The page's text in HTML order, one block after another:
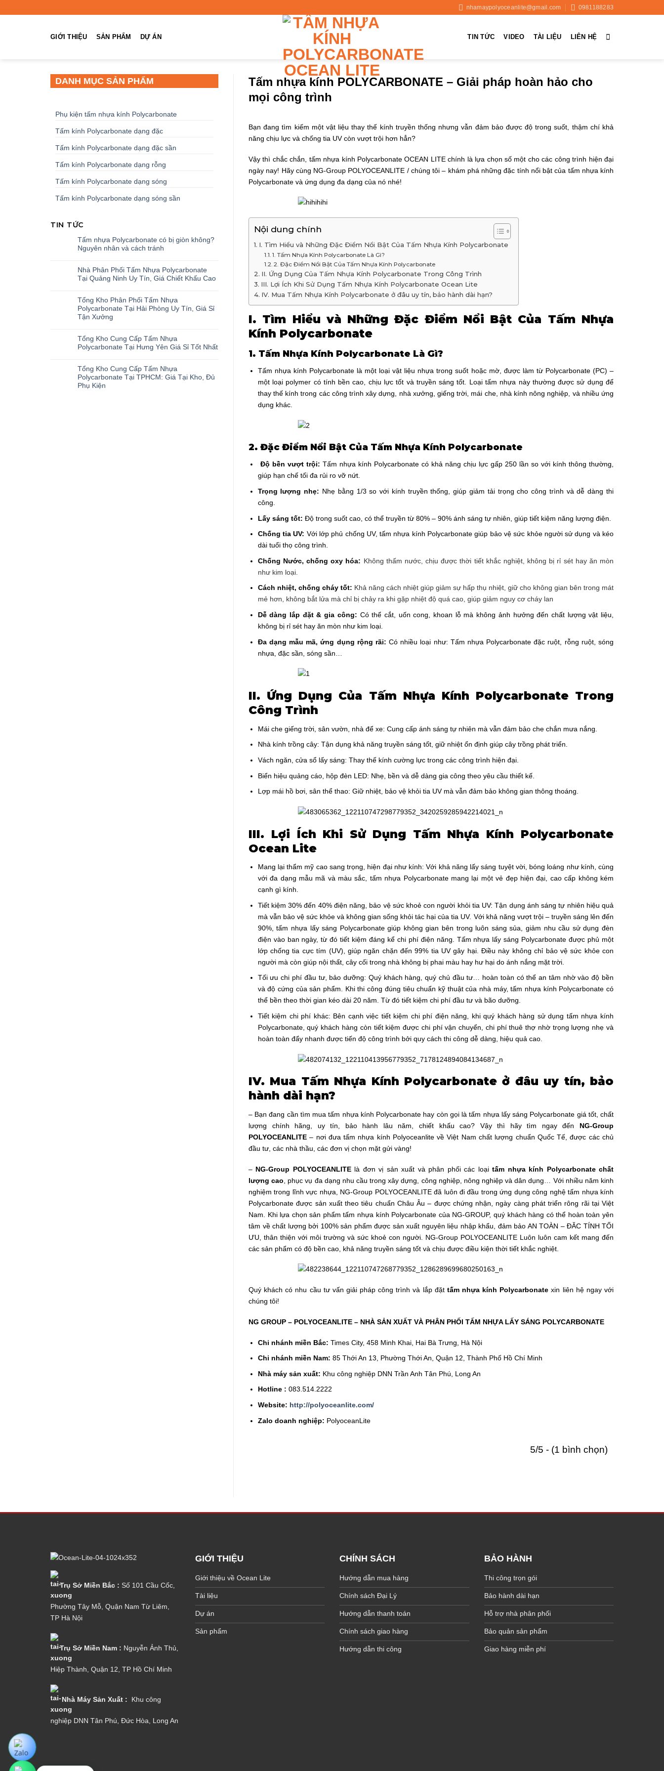
đến
nhamaypolyoceanlite@gmail.com 0981188283
GIỚI THIỆU SẢN PHẨM DỰ ÁN TIN TỨC VIDEO TÀI LIỆU LIÊN HỆ
DANH MỤC SẢN PHẨM
Phụ kiện tấm nhựa kính Polycarbonate
Tấm kính Polycarbonate dạng đặc
Tấm kính Polycarbonate dạng đặc sần
Tấm kính Polycarbonate dạng rỗng
Tấm kính Polycarbonate dạng sóng
Tấm kính Polycarbonate dạng sóng sần
TIN TỨC
Tấm nhựa Polycarbonate có bị giòn không?
Nguyên nhân và cách tránh
Nhà Phân Phối Tấm Nhựa Polycarbonate
Tại Quảng Ninh Uy Tín, Giá Chiết Khấu Cao
Tổng Kho Phân Phối Tấm Nhựa
Polycarbonate Tại Hải Phòng Uy Tín, Giá Sỉ
Tận Xưởng
Tổng Kho Cung Cấp Tấm Nhựa
Polycarbonate Tại Hưng Yên Giá Sỉ Tốt Nhất
Tổng Kho Cung Cấp Tấm Nhựa
Polycarbonate Tại TPHCM: Giá Tại Kho, Đủ
Phụ Kiện
Tấm nhựa kính POLYCARBONATE – Giải pháp hoàn hảo cho
mọi công trình
Bạn đang tìm kiếm một vật liệu thay thế kính truyền thống nhưng vẫn đảm bảo được độ trong suốt, thậm chí khả
năng chịu lực và chống tia UV còn vượt trội hơn hẳn?
Vậy thì chắc chắn, tấm nhựa kính Polycarbonate OCEAN LITE chính là lựa chọn số một cho các công trình hiện đại
ngày nay! Hãy cùng NG-Group POLYOCEANLITE / chúng tôi – khám phá những đặc tính nổi bật của tấm nhựa kính
Polycarbonate và ứng dụng đa dạng của nó nhé!
Nội dung chính
I. Tìm Hiểu và Những Đặc Điểm Nổi Bật Của Tấm Nhựa Kính Polycarbonate
1. Tấm Nhựa Kính Polycarbonate Là Gì?
2. Đặc Điểm Nổi Bật Của Tấm Nhựa Kính Polycarbonate
II. Ứng Dụng Của Tấm Nhựa Kính Polycarbonate Trong Công Trình
III. Lợi Ích Khi Sử Dụng Tấm Nhựa Kính Polycarbonate Ocean Lite
IV. Mua Tấm Nhựa Kính Polycarbonate ở đâu uy tín, bảo hành dài hạn?
I. Tìm Hiểu và Những Đặc Điểm Nổi Bật Của Tấm Nhựa
Kính Polycarbonate
1. Tấm Nhựa Kính Polycarbonate Là Gì?
Tấm nhựa kính Polycarbonate là một loại vật liệu nhựa trong suốt hoặc mờ, được làm từ Polycarbonate (PC) –
một loại polymer có tính bền cao, chịu lực tốt và truyền sáng tốt. Loại tấm nhựa này thường được sử dụng để
thay thế kính trong các công trình xây dựng, nhà xưởng, giếng trời, mái che, nhà kính nông nghiệp, và nhiều ứng
dụng khác.
2. Đặc Điểm Nổi Bật Của Tấm Nhựa Kính Polycarbonate
Độ bền vượt trội: Tấm nhựa kính Polycarbonate có khả năng chịu lực gấp 250 lần so với kính thông thường,
giúp hạn chế tối đa rủi ro vỡ nứt.
Trọng lượng nhẹ: Nhẹ bằng 1/3 so với kính truyền thống, giúp giảm tải trọng cho công trình và dễ dàng thi
công.
Lấy sáng tốt: Độ trong suốt cao, có thể truyền từ 80% – 90% ánh sáng tự nhiên, giúp tiết kiệm năng lượng điện.
Chống tia UV: Với lớp phủ chống UV, tấm nhựa kính Polycarbonate giúp bảo vệ sức khỏe người sử dụng và kéo
dài tuổi thọ công trình.
Chống Nước, chống oxy hóa: Không thấm nước, chịu được thời tiết khắc nghiệt, không bị rỉ sét hay ăn mòn
như kim loại.
Cách nhiệt, chống cháy tốt: Khả năng cách nhiệt giúp giảm sự hấp thụ nhiệt, giữ cho không gian bên trong mát
mẻ hơn, không bắt lửa mà chỉ bị chảy ra khi gặp nhiệt độ quá cao, giúp giảm nguy cơ cháy lan
Dễ dàng lắp đặt & gia công: Có thể cắt, uốn cong, khoan lỗ mà không ảnh hưởng đến chất lượng vật liệu,
không bị rỉ sét hay ăn mòn như kim loại.
Đa dạng mẫu mã, ứng dụng rộng rãi: Có nhiều loại như: Tấm nhựa Polycarbonate đặc ruột, rỗng ruột, sóng
nhựa, đặc sần, sóng sần…
II. Ứng Dụng Của Tấm Nhựa Kính Polycarbonate Trong
Công Trình
Mái che giếng trời, sân vườn, nhà để xe: Cung cấp ánh sáng tự nhiên mà vẫn đảm bảo che chắn mưa nắng.
Nhà kính trồng cây: Tận dụng khả năng truyền sáng tốt, giữ nhiệt ổn định giúp cây trồng phát triển.
Vách ngăn, cửa sổ lấy sáng: Thay thế kính cường lực trong các công trình hiện đại.
Biển hiệu quảng cáo, hộp đèn LED: Nhẹ, bền và dễ dàng gia công theo yêu cầu thiết kế.
Lợp mái hồ bơi, sân thể thao: Giữ nhiệt, bảo vệ khỏi tia UV mà vẫn đảm bảo không gian thông thoáng.
III. Lợi Ích Khi Sử Dụng Tấm Nhựa Kính Polycarbonate
Ocean Lite
Mang lại thẩm mỹ cao sang trọng, hiện đại như kính: Với khả năng lấy sáng tuyệt vời, bóng loáng như kính, cùng
với đa dạng mẫu mã và màu sắc, tấm nhựa Polycarbonate mang lại một vẻ đẹp hiện đại, cao cấp không kém
cạnh gì kính.
Tiết kiệm 30% đến 40% điện năng, bảo vệ sức khoẻ con người khỏi tia UV: Tận dụng ánh sáng tự nhiên hiệu quả
mà vẫn bảo vệ sức khỏe và không gian sống khỏi tác hại của tia UV. Với khả năng vượt trội – truyền sáng lên đến
90%, tấm nhựa lấy sáng Polycarbonate giúp không gian bên trong luôn sáng sủa, giảm nhu cầu sử dụng đèn
điện vào ban ngày, từ đó tiết kiệm đáng kể chi phí điện năng. Tấm nhựa lấy sáng Polycarbonate được phủ một
lớp chống tia cực tím (UV), giúp ngăn chặn đến 99% tia UV gây hại. Điều này không chỉ bảo vệ sức khỏe con
người mà còn giúp nội thất, cây cối trong nhà không bị phai màu hay hư hại do ánh nắng mặt trời.
Tối ưu chi phí đầu tư, bảo dưỡng: Quý khách hàng, quý chủ đầu tư… hoàn toàn có thể an tâm nhờ vào độ bền
và độ cứng của sản phẩm. Khi thi công đúng tiêu chuẩn kỹ thuật của nhà máy, tấm nhựa kính Polycarbonate có
thể bền theo thời gian kéo dài 20 năm. Từ đó tiết kiệm chi phí đầu tư và bão dưỡng.
Tiết kiệm chi phí khác: Bên cạnh việc tiết kiệm chi phí điện năng, khi quý khách hàng sử dụng tấm nhựa kính
Polycarbonate, quý khách hàng còn tiết kiệm được chi phí vận chuyển, chi phí thuê thợ nhờ trọng lượng nhẹ và
hoàn toàn đẩy nhanh được tiến độ công trình bởi quy cách thi công dễ dàng, hiệu quả cao.
IV. Mua Tấm Nhựa Kính Polycarbonate ở đâu uy tín, bảo
hành dài hạn?
– Bạn đang cần tìm mua tấm nhựa kính Polycarbonate hay còn gọi là tấm nhựa lấy sáng Polycarbonate giá tốt, chất
lượng chính hãng, uy tín, bảo hành lâu năm, chiết khấu cao? Vậy thì hãy tìm ngay đến NG-Group
POLYOCEANLITE – nơi đưa tấm nhựa kính Polyoceanlite về Việt Nam chất lượng chuẩn Quốc Tế, được các chủ
đầu tư, các nhà thầu, các đơn vị chọn mặt gửi vàng!
– NG-Group POLYOCEANLITElà đơn vị sản xuất và phân phối các loạitấm nhựa kính Polycarbonate chất
lượng cao , phục vụ đa dạng nhu cầu trong xây dựng, công nghiệp, nông nghiệp và dân dụng… Với nhiều năm kinh
nghiệm trong lĩnh vực nhựa, NG-Group POLYOCEANLITE đã luôn đi đầu trong ứng dụng công nghệ tấm nhựa kính
Polycarbonate được sản xuất theo tiêu chuẩn Châu Âu – được chứng nhận, ngày càng phát triển rông rãi tại Việt
Nam. Khi lựa chọn sản phẩm tấm nhựa kính Polycarbonate của NG-GROUP, quý khách hàng có thể hoàn toàn yên
tâm về chất lượng bởi 100% sản phẩm được sản xuất nguyên liệu nhập khẩu, đảm bảo AN TOÀN – ĐĂC TÍNH TỐI
ƯU, thân thiện với môi trường và sức khoẻ con người. NG-Group POLYOCEANLITE Luôn luôn cam kết mang đến
các sản phẩm có độ bền cao, khả năng truyền sáng tốt và chịu được điều kiện thời tiết khắc nghiệt.
Quý khách có nhu cầu tư vấn giải pháp công trình và lắp đặt tấm nhựa kính Polycarbonatexin liên hệ ngay với
chúng tôi!
NG GROUP – POLYOCEANLITE – NHÀ SẢN XUẤT VÀ PHÂN PHỐI TẤM NHỰA LẤY SÁNG POLYCARBONATE
Chi nhánh miền Bắc: Times City, 458 Minh Khai, Hai Bà Trưng, Hà Nội
Chi nhánh miền Nam: 85 Thới An 13, Phường Thới An, Quận 12, Thành Phố Hồ Chí Minh
Nhà máy sản xuất: Khu công nghiệp DNN Trần Anh Tân Phú, Long An
Hotline : 083.514.2222
Website: http://polyoceanlite.com/
Zalo doanh nghiệp: PolyoceanLite
5/5 - (1 bình chọn)
Trụ Sở Miền Bắc : Số 101 Cầu Cốc,
Phường Tây Mỗ, Quận Nam Từ Liêm,
TP Hà Nội
Trụ Sở Miền Nam : Nguyễn Ảnh Thủ,
Hiệp Thành, Quận 12, TP Hồ Chí Minh
Nhà Máy Sản Xuất : Khu công
nghiệp DNN Tân Phú, Đức Hòa, Long An
GIỚI THIỆU
Giới thiệu về Ocean Lite
Tài liệu
Dự án
Sản phẩm
CHÍNH SÁCH
Hướng dẫn mua hàng
Chính sách Đại Lý
Hướng dẫn thanh toán
Chính sách giao hàng
Hướng dẫn thi công
BẢO HÀNH
Thi công trọn gói
Bảo hành dài hạn
Hỗ trợ nhà phân phối
Bảo quản sản phẩm
Giao hàng miễn phí